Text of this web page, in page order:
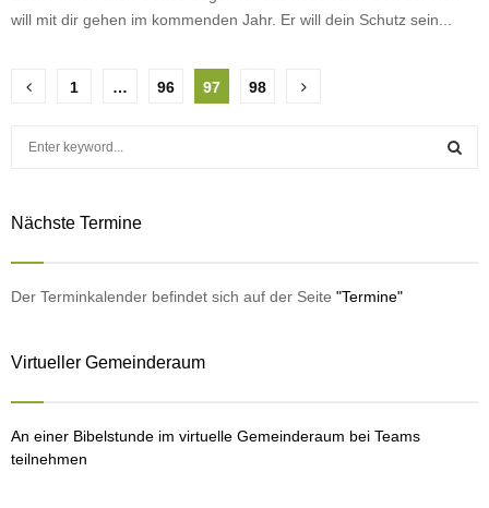
will mit dir gehen im kommenden Jahr. Er will dein Schutz sein...
Seitennummerierung
Beiträge
1 … 96 97 98
c
o
Nächste Termine
Der Terminkalender befindet sich auf der Seite "Termine"
Virtueller Gemeinderaum
An einer Bibelstunde im virtuelle Gemeinderaum bei Teams
teilnehmen